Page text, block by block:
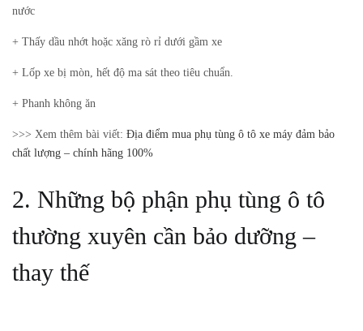
nước
+ Thấy dầu nhớt hoặc xăng rò rỉ dưới gầm xe
+ Lốp xe bị mòn, hết độ ma sát theo tiêu chuẩn.
+ Phanh không ăn
>>> Xem thêm bài viết: Địa điểm mua phụ tùng ô tô xe máy đảm bảo
chất lượng – chính hãng 100%
2. Những bộ phận phụ tùng ô tô
thường xuyên cần bảo dưỡng –
thay thế